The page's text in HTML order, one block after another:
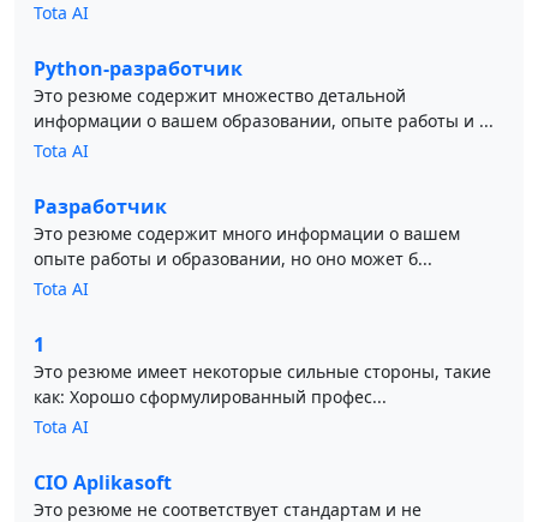
Tota AI
Python-разработчик
Это резюме содержит множество детальной
информации о вашем образовании, опыте работы и ...
Tota AI
Разработчик
Это резюме содержит много информации о вашем
опыте работы и образовании, но оно может б...
Tota AI
1
Это резюме имеет некоторые сильные стороны, такие
как: Хорошо сформулированный профес...
Tota AI
CIO Aplikasoft
Это резюме не соответствует стандартам и не